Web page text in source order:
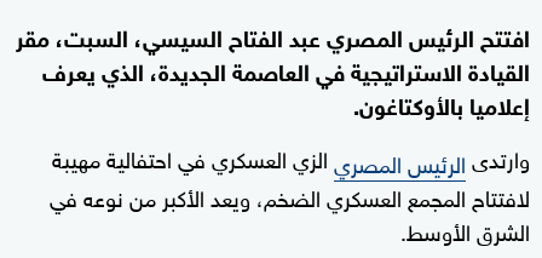
افتتح الرئيس المصري عبد الفتاح السيسي، السبت، مقر
القيادة الاستراتيجية في العاصمة الجديدة، الذي يعرف
إعلاميا بالأوكتاغون.
وارتدىالرئيس المصريالزي العسكري في احتفالية مهيبة
لافتتاح المجمع العسكري الضخم، ويعد الأكبر من نوعه في
الشرق الأوسط.